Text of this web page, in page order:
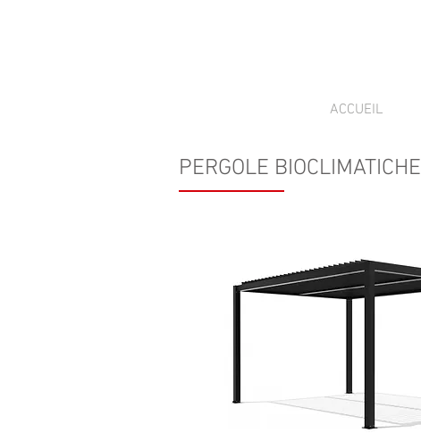
ACCUEIL
PERGOLE BIOCLIMATICHE